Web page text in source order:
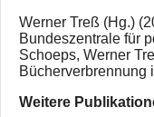
Werner Treß (Hg.)
Bundeszentrale für
Schoeps, Werner
Bücherverbrennung
Weitere